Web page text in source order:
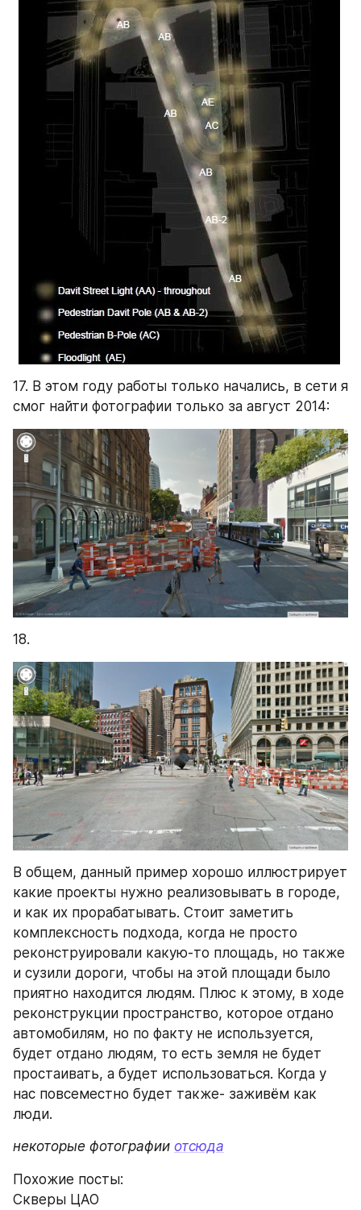
17. В этом году работы только начались, в сети я
смог найти фотографии только за август 2014:
18.
В общем, данный пример хорошо иллюстрирует
какие проекты нужно реализовывать в городе,
и как их прорабатывать. Стоит заметить
комплексность подхода, когда не просто
реконструировали какую-то площадь, но также
и сузили дороги, чтобы на этой площади было
приятно находится людям. Плюс к этому, в ходе
реконструкции пространство, которое отдано
автомобилям, но по факту не используется,
будет отдано людям, то есть земля не будет
простаивать, а будет использоваться. Когда у
нас повсеместно будет также- заживём как
люди.
некоторые фотографии отсюда
Похожие посты:
Скверы ЦАО